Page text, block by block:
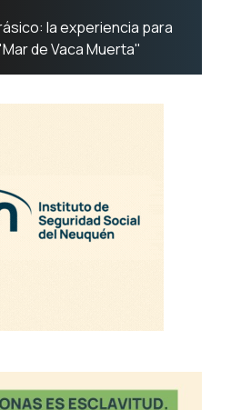
la experiencia para
de Vaca Muerta"